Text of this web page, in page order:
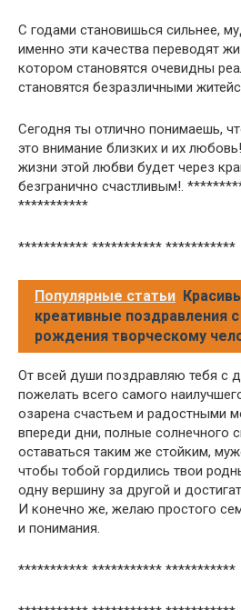
С годами становишься сильнее,
именно эти качества переводят
котором становятся очевидны
становятся безразличными
Сегодня ты отлично понимаешь,
это внимание близких и их
жизни этой любви будет через
безгранично счастливым!.
***********
*********** *********** ***********
Популярные статьи
креативные поздравления
рождения творческому
От всей души поздравляю тебя с
пожелать всего самого
озарена счастьем и радостными
впереди дни, полные солнечного
оставаться таким же стойким,
чтобы тобой гордились твои
одну вершину за другой и
И конечно же, желаю простого
и понимания.
*********** *********** ***********